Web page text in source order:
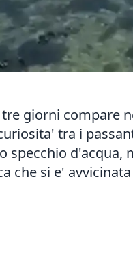
giorni compare
tra i
specchio
che si e'